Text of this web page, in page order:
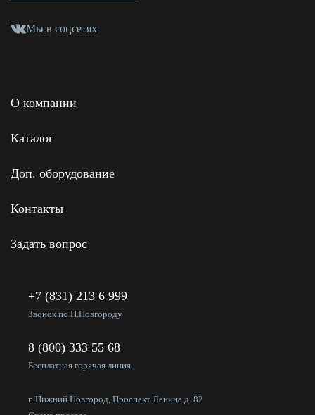
Мы в соцсетях
О компании
Каталог
Доп. оборудование
Контакты
Задать вопрос
+7 (831) 213 6 999
Звонок по Н.Новгороду
8 (800) 333 55 68
Бесплатная горячая линия
г. Нижний Новгород, Проспект Ленина д. 82